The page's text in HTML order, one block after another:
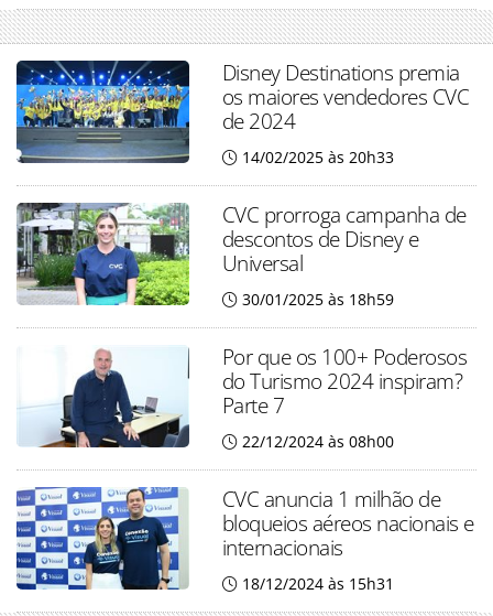
Disney Destinations premia
os maiores vendedores CVC
de 2024
14/02/2025 às 20h33
CVC prorroga campanha de
descontos de Disney e
Universal
30/01/2025 às 18h59
Por que os 100+ Poderosos
do Turismo 2024 inspiram?
Parte 7
22/12/2024 às 08h00
CVC anuncia 1 milhão de
bloqueios aéreos nacionais e
internacionais
18/12/2024 às 15h31